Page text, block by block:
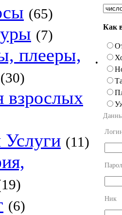
(65)
(7)
плееры,
(30)
взрослых
(11)
(6)
•
Как
Ник